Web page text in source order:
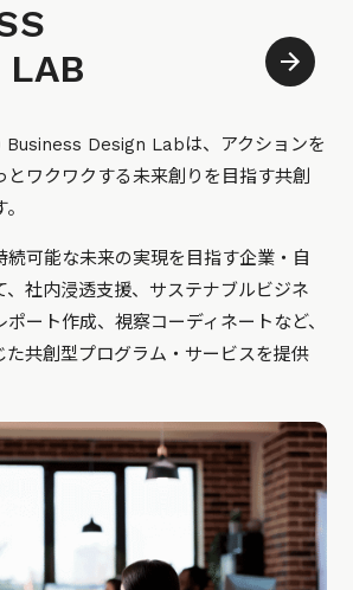
LAB
Business Design Labは、アクションを
とワクワクする未来創りを目指す共創
続可能な未来の実現を目指す企業・自
、社内浸透支援、サステナブルビジネ
ート作成、視察コーディネートなど、
た共創型プログラム・サービスを提供